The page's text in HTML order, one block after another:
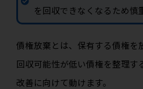
を回収できなくなるため慎
債権放棄とは、保有する債権を
回収可能性が低い債権を整理す
改善に向けて動けます。